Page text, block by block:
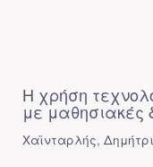
Η χρήση
με μαθησιακές
Χαϊνταρλής,